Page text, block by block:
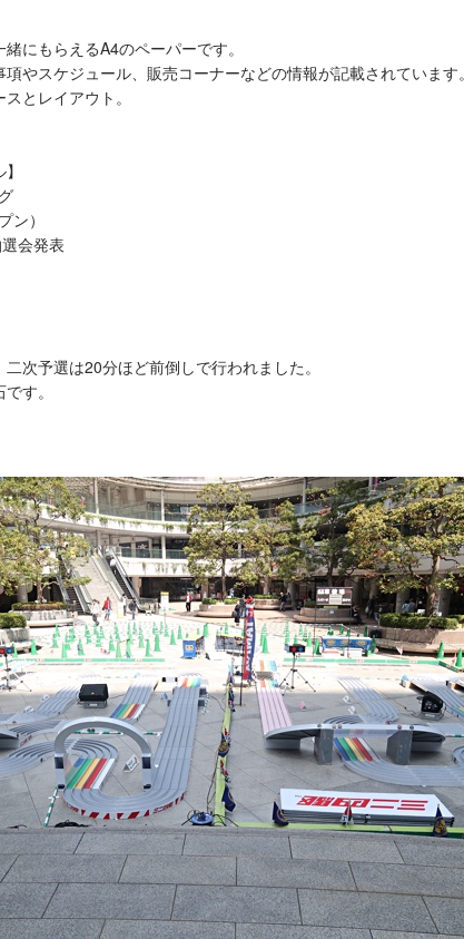
にもらえるA4のペーパーです。
やスケジュール、販売コーナーなどの情報が記載されています。
とレイアウト。
ン）
会発表
次予選は20分ほど前倒しで行われました。
す。